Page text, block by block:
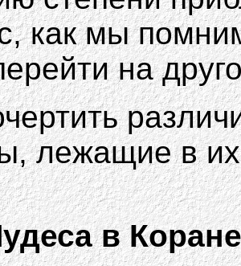
как мы
на
лежащие в
в